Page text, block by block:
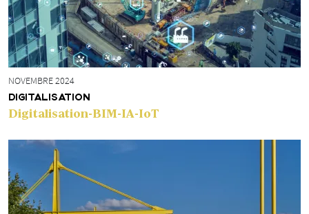
NOVEMBRE 2024
DIGITALISATION
Digitalisation-BIM-IA-IoT